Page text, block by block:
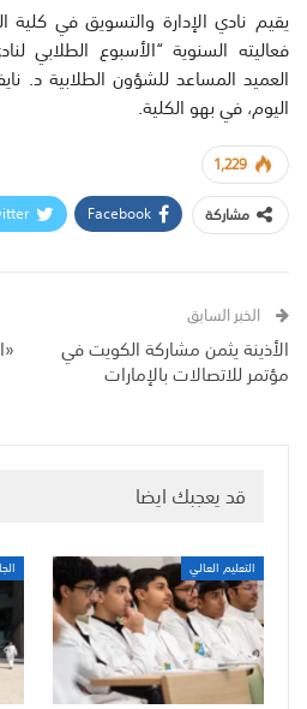
يقيم نادي الإدارة والتسويق في كلية
فعاليته السنوية “الأسبوع الطلابي
العميد المساعد للشؤون الطلابية د.
اليوم، في بهو الكلية.
1,229
مشاركة
Facebook
الخبر السابق
الأذينة يثمن مشاركة الكويت في
مؤتمر للاتصالات بالإمارات
قد يعجبك ايضا
التعليم العالي